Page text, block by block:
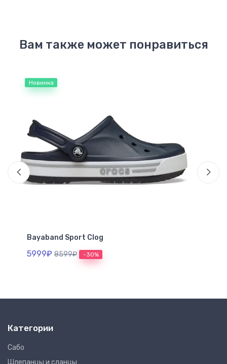
Вам также может понравиться
Новинка
Bayaband Sport Clog
5999₽ 8599₽ -30%
Категории
Сабо
Шлепанцы и сланцы